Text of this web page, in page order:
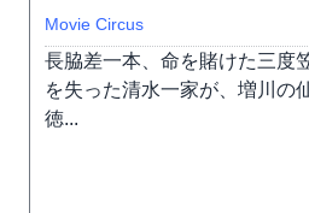
Movie Circus
長脇差一本、命を賭けた三度
を失った清水一家が、増川の
徳...